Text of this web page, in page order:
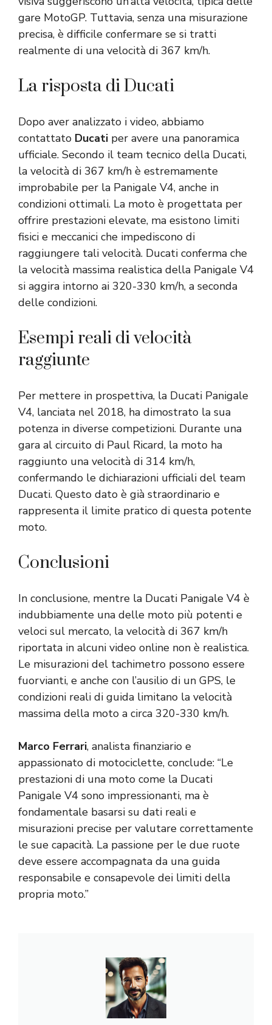
gare MotoGP. Tuttavia, senza una misurazione
precisa, è difficile confermare se si tratti
realmente di una velocità di 367 km/h.
La risposta di Ducati
Dopo aver analizzato i video, abbiamo
contattato Ducati per avere una panoramica
ufficiale. Secondo il team tecnico della Ducati,
la velocità di 367 km/h è estremamente
improbabile per la Panigale V4, anche in
condizioni ottimali. La moto è progettata per
offrire prestazioni elevate, ma esistono limiti
fisici e meccanici che impediscono di
raggiungere tali velocità. Ducati conferma che
la velocità massima realistica della Panigale V4
si aggira intorno ai 320-330 km/h, a seconda
delle condizioni.
Esempi reali di velocità
raggiunte
Per mettere in prospettiva, la Ducati Panigale
V4, lanciata nel 2018, ha dimostrato la sua
potenza in diverse competizioni. Durante una
gara al circuito di Paul Ricard, la moto ha
raggiunto una velocità di 314 km/h,
confermando le dichiarazioni ufficiali del team
Ducati. Questo dato è già straordinario e
rappresenta il limite pratico di questa potente
moto.
Conclusioni
In conclusione, mentre la Ducati Panigale V4 è
indubbiamente una delle moto più potenti e
veloci sul mercato, la velocità di 367 km/h
riportata in alcuni video online non è realistica.
Le misurazioni del tachimetro possono essere
fuorvianti, e anche con l’ausilio di un GPS, le
condizioni reali di guida limitano la velocità
massima della moto a circa 320-330 km/h.
Marco Ferrari, analista finanziario e
appassionato di motociclette, conclude: “Le
prestazioni di una moto come la Ducati
Panigale V4 sono impressionanti, ma è
fondamentale basarsi su dati reali e
misurazioni precise per valutare correttamente
le sue capacità. La passione per le due ruote
deve essere accompagnata da una guida
responsabile e consapevole dei limiti della
propria moto.”